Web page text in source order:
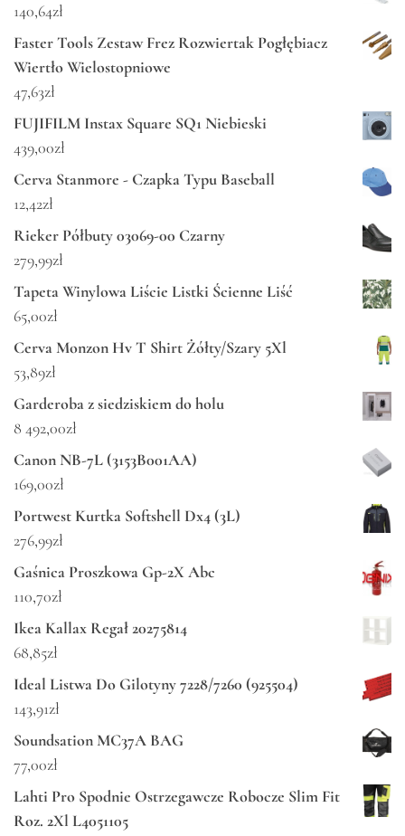
140,64zł
Faster Tools Zestaw Frez Rozwiertak Pogłębiacz
Wiertło Wielostopniowe
47,63zł
FUJIFILM Instax Square SQ1 Niebieski
439,00zł
Cerva Stanmore - Czapka Typu Baseball
12,42zł
Rieker Półbuty 03069-00 Czarny
279,99zł
Tapeta Winylowa Liście Listki Ścienne Liść
65,00zł
Cerva Monzon Hv T Shirt Żółty/Szary 5Xl
53,89zł
Garderoba z siedziskiem do holu
8 492,00zł
Canon NB-7L (3153B001AA)
169,00zł
Portwest Kurtka Softshell Dx4 (3L)
276,99zł
Gaśnica Proszkowa Gp-2X Abc
110,70zł
Ikea Kallax Regał 20275814
68,85zł
Ideal Listwa Do Gilotyny 7228/7260 (925504)
143,91zł
Soundsation MC37A BAG
77,00zł
Lahti Pro Spodnie Ostrzegawcze Robocze Slim Fit
Roz. 2Xl L4051105